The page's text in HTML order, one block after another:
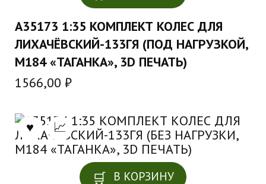
A35173 1:35 КОМПЛЕКТ КОЛЕС ДЛЯ
ЛИХАЧЁВСКИЙ-133ГЯ (ПОД НАГРУЗКОЙ,
М184 «ТАГАНКА», 3D ПЕЧАТЬ)
1566,00 ₽
В КОРЗИНУ